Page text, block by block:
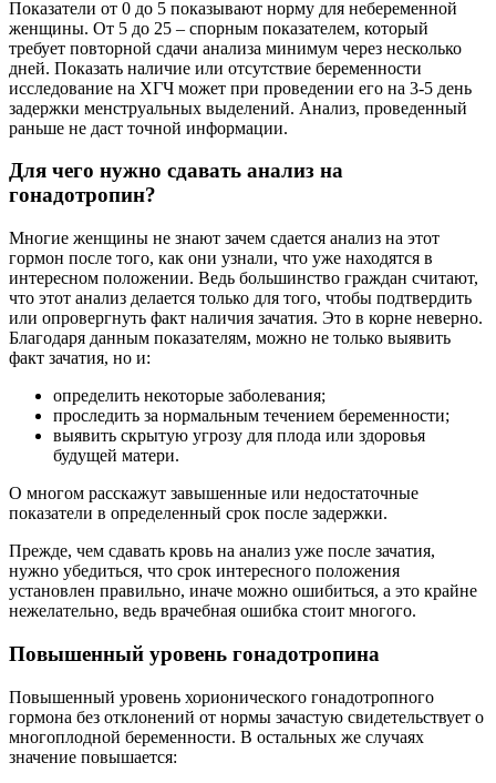
Показатели от 0 до 5 показывают норму для небеременной
женщины. От 5 до 25 – спорным показателем, который
требует повторной сдачи анализа минимум через несколько
дней. Показать наличие или отсутствие беременности
исследование на ХГЧ может при проведении его на 3-5 день
задержки менструальных выделений. Анализ, проведенный
раньше не даст точной информации.
Для чего нужно сдавать анализ на
гонадотропин?
Многие женщины не знают зачем сдается анализ на этот
гормон после того, как они узнали, что уже находятся в
интересном положении. Ведь большинство граждан считают,
что этот анализ делается только для того, чтобы подтвердить
или опровергнуть факт наличия зачатия. Это в корне неверно.
Благодаря данным показателям, можно не только выявить
факт зачатия, но и:
определить некоторые заболевания;
проследить за нормальным течением беременности;
выявить скрытую угрозу для плода или здоровья
будущей матери.
О многом расскажут завышенные или недостаточные
показатели в определенный срок после задержки.
Прежде, чем сдавать кровь на анализ уже после зачатия,
нужно убедиться, что срок интересного положения
установлен правильно, иначе можно ошибиться, а это крайне
нежелательно, ведь врачебная ошибка стоит многого.
Повышенный уровень гонадотропина
Повышенный уровень хорионического гонадотропного
гормона без отклонений от нормы зачастую свидетельствует о
многоплодной беременности. В остальных же случаях
значение повышается: